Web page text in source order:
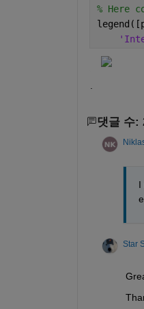
% Here
댓글 수:
I
Star